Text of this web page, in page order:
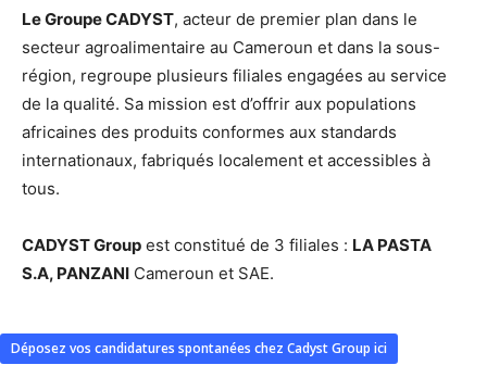
Le Groupe CADYST, acteur de premier plan dans le
secteur agroalimentaire au Cameroun et dans la sous-
région, regroupe plusieurs filiales engagées au service
de la qualité. Sa mission est d’offrir aux populations
africaines des produits conformes aux standards
internationaux, fabriqués localement et accessibles à
tous.
CADYST Group est constitué de 3 filiales : LA PASTA
S.A, PANZANI Cameroun et SAE.
Déposez vos candidatures spontanées chez Cadyst Group ici